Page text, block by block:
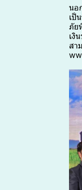
นอ
เป็
ภัย
เงิ
สา